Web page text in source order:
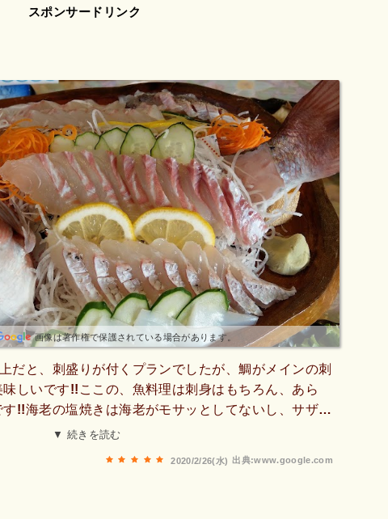
スポンサードリンク
画像は著作権で保護されている場合があります。
だと、刺盛りが付くプランでしたが、鯛がメインの刺
しいです!!ここの、魚料理は刺身はもちろん、あら
!!海老の塩焼きは海老がモサッとしてないし、サザエ
老フライもサクッとしてて、海老はジューシーで全て
事が出来ますので、オススメ致します。私はまた訪れ
▼ 続きを読む
出典:www.google.com
2020/2/26(水)